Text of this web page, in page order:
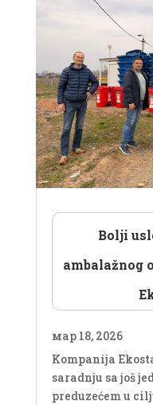
Bolji
ambalažnog
мар 18, 2026
Kompanija
saradnju sa još
preduzećem u